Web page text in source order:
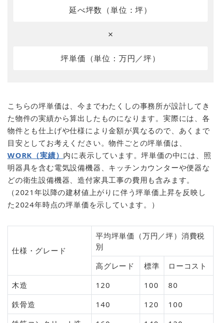
延べ坪数（単位：坪）
✗
坪単価（単位：万円／坪）
こちらの坪単価は、今までわたくしの事務所が設計してき
た物件の実績から算出したものになります。実際には、各
物件とも仕上げや仕様により金額が異なるので、あくまで
目安としてお考えください。物件ごとの坪単価は、
WORK（実績） 内に表示しています。坪単価の中には、照
明器具を含む電気設備機器、キッチンカウンターや便器な
どの衛生設備機器、造付家具工事の費用も含みます。
（2021年以降の建材値上がりに伴う坪単価上昇を反映し
た2024年時点の坪単価を示しています。）
仕様・グレード
平均坪単価（万円／坪）消費税
別
高グレード
標準
ローコスト
木造
120 100
80
鉄骨造
140 120
100